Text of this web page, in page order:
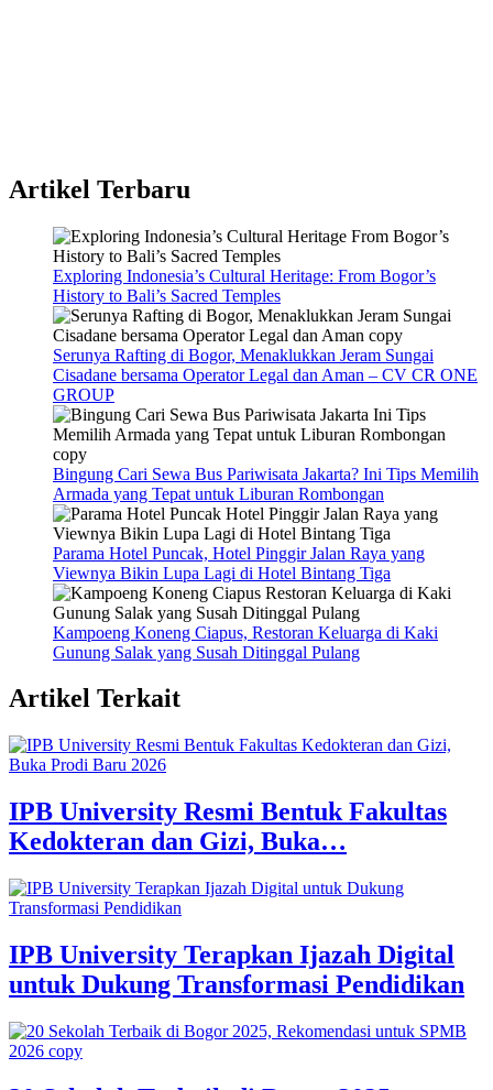
Artikel Terbaru
Exploring Indonesia’s Cultural Heritage: From Bogor’s
History to Bali’s Sacred Temples
Serunya Rafting di Bogor, Menaklukkan Jeram Sungai
Cisadane bersama Operator Legal dan Aman – CV CR ONE
GROUP
Bingung Cari Sewa Bus Pariwisata Jakarta? Ini Tips Memilih
Armada yang Tepat untuk Liburan Rombongan
Parama Hotel Puncak, Hotel Pinggir Jalan Raya yang
Viewnya Bikin Lupa Lagi di Hotel Bintang Tiga
Kampoeng Koneng Ciapus, Restoran Keluarga di Kaki
Gunung Salak yang Susah Ditinggal Pulang
Artikel Terkait
IPB University Resmi Bentuk Fakultas
Kedokteran dan Gizi, Buka…
IPB University Terapkan Ijazah Digital
untuk Dukung Transformasi Pendidikan